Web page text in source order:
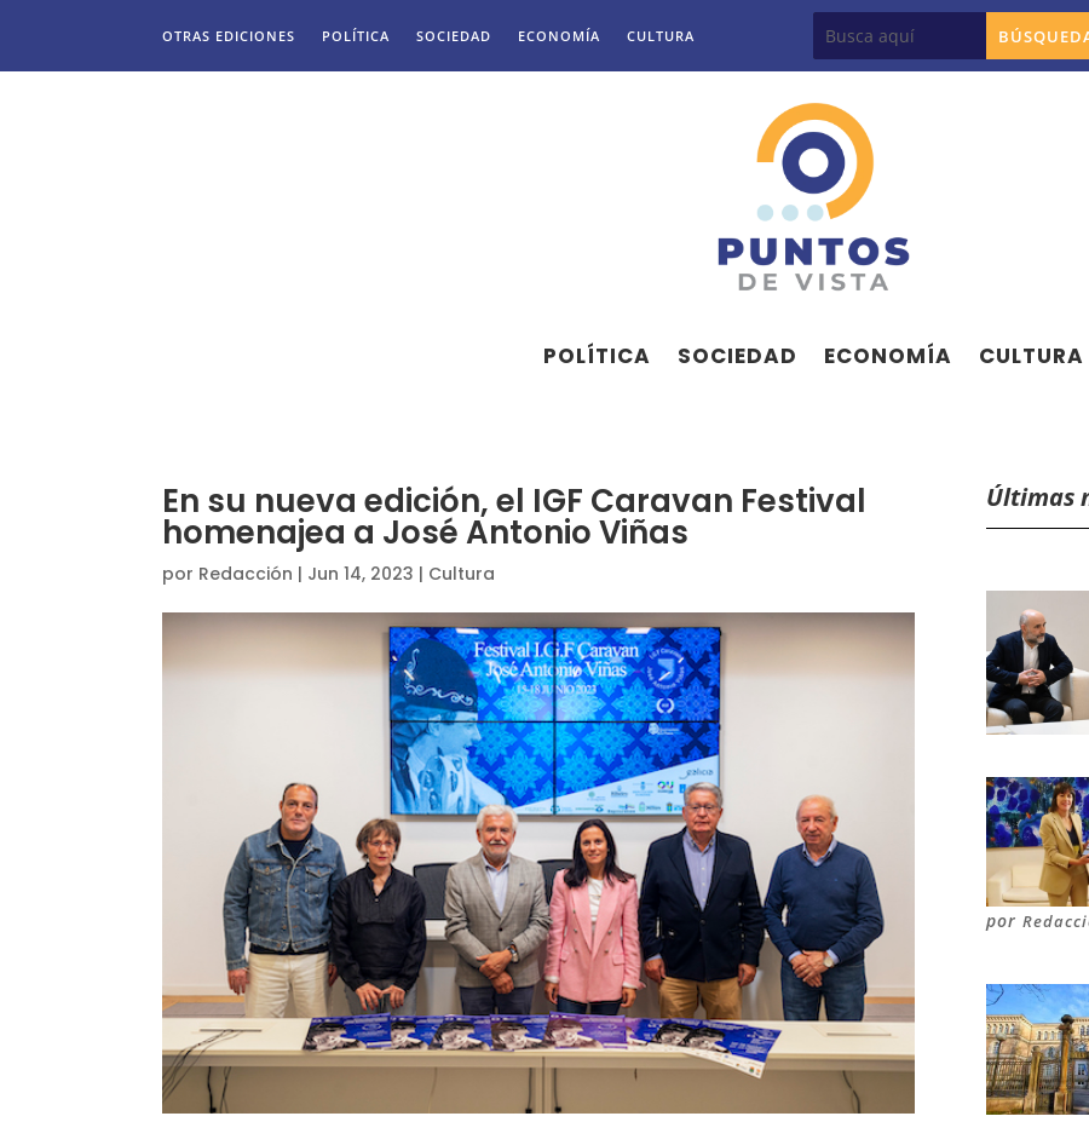
OTRAS EDICIONES POLÍTICA SOCIEDAD ECONOMÍA CULTURA
POLÍTICA SOCIEDAD ECONOMÍA CULTURA
En su nueva edición, el IGF Caravan Festival
homenajea a José Antonio Viñas
por Redacción | Jun 14, 2023 | Cultura
Últimas
por